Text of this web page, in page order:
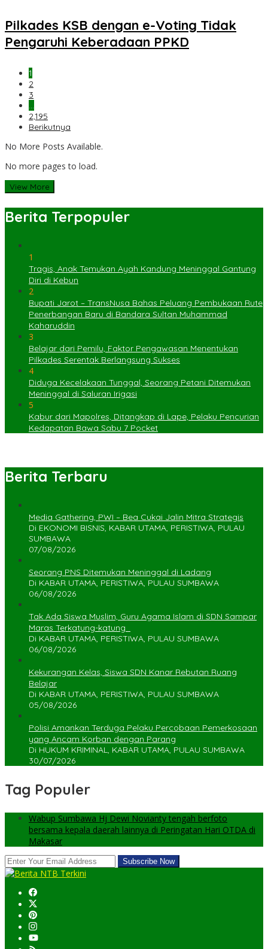
Pilkades KSB dengan e-Voting Tidak
Pengaruhi Keberadaan PPKD
1
2
3
…
2,195
Berikutnya
No More Posts Available.
No more pages to load.
View More
Berita Terpopuler
1
Tragis, Anak Temukan Ayah Kandung Meninggal Gantung
Diri di Kebun
2
Bupati Jarot – TransNusa Bahas Peluang Pembukaan Rute
Penerbangan Baru di Bandara Sultan Muhammad
Kaharuddin
3
Belajar dari Pemilu, Faktor Pengawasan Menentukan
Pilkades Serentak Berlangsung Sukses
4
Diduga Kecelakaan Tunggal, Seorang Petani Ditemukan
Meninggal di Saluran Irigasi
5
Kabur dari Mapolres, Ditangkap di Lape, Pelaku Pencurian
Kedapatan Bawa Sabu 7 Pocket
Berita Terbaru
Media Gathering, PWI – Bea Cukai Jalin Mitra Strategis
Di EKONOMI BISNIS, KABAR UTAMA, PERISTIWA, PULAU
SUMBAWA
07/08/2026
Seorang PNS Ditemukan Meninggal di Ladang
Di KABAR UTAMA, PERISTIWA, PULAU SUMBAWA
06/08/2026
Tak Ada Siswa Muslim, Guru Agama Islam di SDN Sampar
Maras Terkatung-katung ‎
Di KABAR UTAMA, PERISTIWA, PULAU SUMBAWA
06/08/2026
Kekurangan Kelas, Siswa SDN Kanar Rebutan Ruang
Belajar
Di KABAR UTAMA, PERISTIWA, PULAU SUMBAWA
05/08/2026
Polisi Amankan Terduga Pelaku Percobaan Pemerkosaan
yang Ancam Korban dengan Parang
Di HUKUM KRIMINAL, KABAR UTAMA, PULAU SUMBAWA
30/07/2026
Tag Populer
Wabup Sumbawa Hj Dewi Novianty tengah berfoto
bersama kepala daerah lainnya di Peringatan Hari OTDA di
Makasar